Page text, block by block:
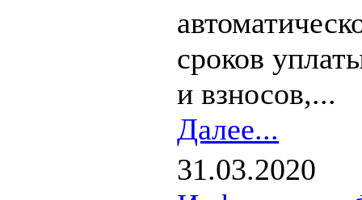
сроков
и взносов,...
Далее...
31.03.2020